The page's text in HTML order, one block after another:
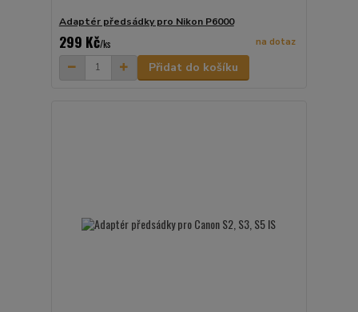
Adaptér předsádky pro Nikon P6000
299 Kč/ks na dotaz
Přidat do košíku